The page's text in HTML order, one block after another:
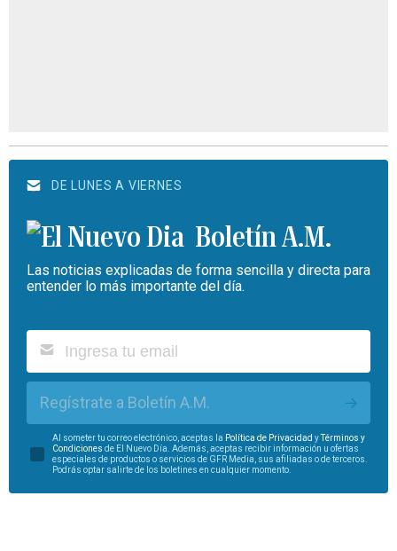
DE LUNES A VIERNES
Boletín A.M.
Las noticias explicadas de forma sencilla y directa para
entender lo más importante del día.
Regístrate a Boletín A.M.
Al someter tu correo electrónico, aceptas la Política de Privacidad y
Términos y
Condiciones de El Nuevo Día. Además, aceptas recibir información u ofertas
especiales de productos o servicios de GFR Media, sus afiliadas o de terceros.
Podrás optar salirte de los boletines en cualquier momento.